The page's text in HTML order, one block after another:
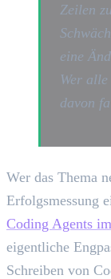
Zeilen
eine
Wer
davon
Wer das Thema
Erfolgsmessung
Coding Agents
eigentliche
Schreiben von